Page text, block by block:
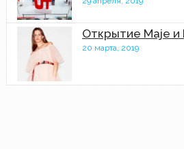
Открытие Maje и
20 марта, 2019